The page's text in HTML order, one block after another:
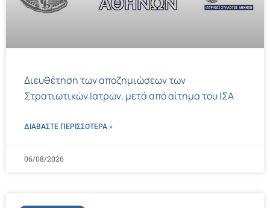
Διευθέτηση των αποζημιώσεων των
Στρατιωτικών Ιατρών, μετά από αίτημα του ΙΣΑ
ΔΙΑΒΑΣΤΕ ΠΕΡΙΣΣΌΤΕΡΑ »
06/08/2026